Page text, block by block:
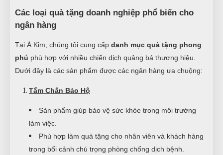
Các loại quà tặng doanh nghiệp phổ biến cho
ngân hàng
Tại Á Kim, chúng tôi cung cấp danh mục quà tặng phong
phú phù hợp với nhiều chiến dịch quảng bá thương hiệu.
Dưới đây là các sản phẩm được các ngân hàng ưa chuộng:
Tấm Chắn Bảo Hộ
Sản phẩm giúp bảo vệ sức khỏe trong môi trường
làm việc.
Phù hợp làm quà tặng cho nhân viên và khách hàng
trong bối cảnh chú trọng phòng chống dịch bệnh.